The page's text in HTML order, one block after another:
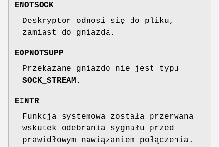
ENOTSOCK
Deskryptor odnosi się do pliku,
zamiast do gniazda.
EOPNOTSUPP
Przekazane gniazdo nie jest typu
SOCK_STREAM .
EINTR
Funkcja systemowa została przerwana
wskutek odebrania sygnału przed
prawidłowym nawiązaniem połączenia.